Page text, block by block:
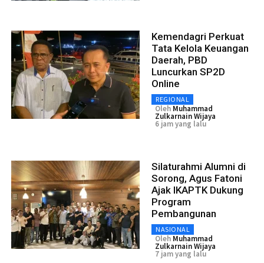
Kemendagri Perkuat
Tata Kelola Keuangan
Daerah, PBD
Luncurkan SP2D
Online
REGIONAL
Oleh Muhammad
Zulkarnain Wijaya
6 jam yang lalu
Silaturahmi Alumni di
Sorong, Agus Fatoni
Ajak IKAPTK Dukung
Program
Pembangunan
NASIONAL
Oleh Muhammad
Zulkarnain Wijaya
7 jam yang lalu